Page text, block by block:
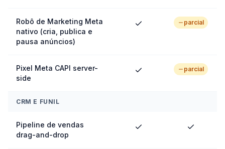
Robô de Marketing Meta
nativo (cria, publica e
pausa anúncios)
parcial
Pixel Meta CAPI server-
side
parcial
CRM E FUNIL
Pipeline de vendas
drag-and-drop